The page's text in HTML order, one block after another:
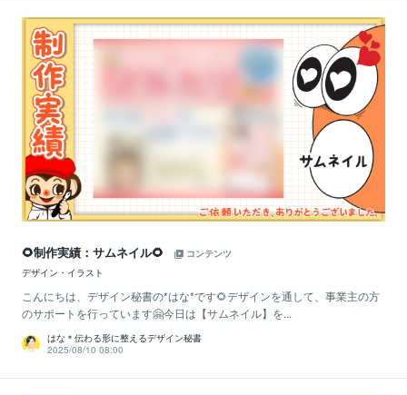
🌻制作実績：サムネイル🌻
コンテンツ
デザイン・イラスト
こんにちは、デザイン秘書の*はな*です🌻デザインを通して、事業主の方
のサポートを行っています🤗今日は【サムネイル】を...
はな＊伝わる形に整えるデザイン秘書
2025/08/10 08:00